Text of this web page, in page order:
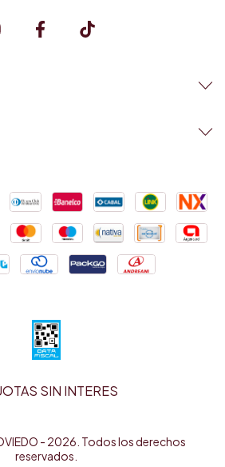
SIN INTERES
- 2026. Todos los derechos
reservados.